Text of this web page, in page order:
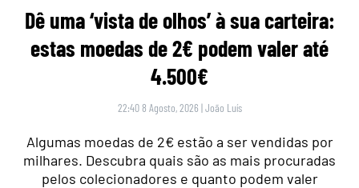
Dê uma ‘vista de olhos’ à sua carteira:
estas moedas de 2€ podem valer até
4.500€
22:40 8 Agosto, 2026 |João Luís
Algumas moedas de 2€ estão a ser vendidas por
milhares. Descubra quais são as mais procuradas
pelos colecionadores e quanto podem valer